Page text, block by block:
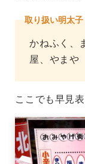
取り扱い明太子
かねふく、
屋、やまや
ここでも早見